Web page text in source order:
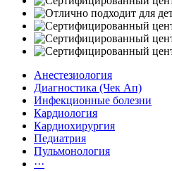
Анестезиология
Диагностика (Чек Ап)
Инфекционные болезни
Кардиология
Кардиохирургия
Педиатрия
Пульмонология
···